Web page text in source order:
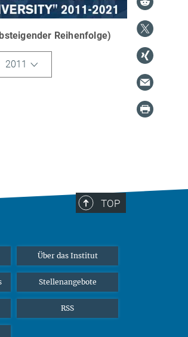
Reihenfolge)
2011
TOP
Über das Institut
Stellenangebote
RSS